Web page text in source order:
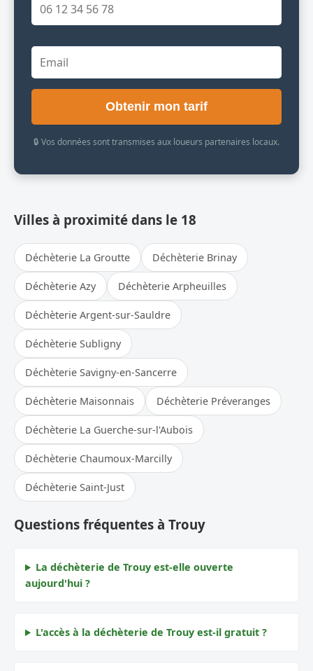
Obtenir mon tarif
🔒 Vos données sont transmises aux loueurs partenaires locaux.
Villes à proximité dans le 18
Déchèterie La Groutte Déchèterie Brinay
Déchèterie Azy Déchèterie Arpheuilles
Déchèterie Argent-sur-Sauldre
Déchèterie Subligny
Déchèterie Savigny-en-Sancerre
Déchèterie Maisonnais Déchèterie Préveranges
Déchèterie La Guerche-sur-l'Aubois
Déchèterie Chaumoux-Marcilly
Déchèterie Saint-Just
Questions fréquentes à Trouy
La déchèterie de Trouy est-elle ouverte
aujourd'hui ?
L'accès à la déchèterie de Trouy est-il gratuit ?